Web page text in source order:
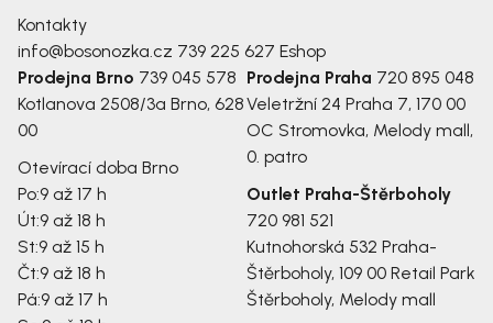
Kontakty
info@bosonozka.cz 739 225 627 Eshop
Prodejna Brno 739 045 578
Kotlanova 2508/3a Brno, 628
00
Otevírací doba Brno
Po:9 až 17 h
Út:9 až 18 h
St:9 až 15 h
Čt:9 až 18 h
Pá:9 až 17 h
Prodejna Praha 720 895 048
Veletržní 24 Praha 7, 170 00
OC Stromovka, Melody mall,
0. patro
Outlet Praha-Štěrboholy
720 981 521
Kutnohorská 532 Praha-
Štěrboholy, 109 00 Retail Park
Štěrboholy, Melody mall